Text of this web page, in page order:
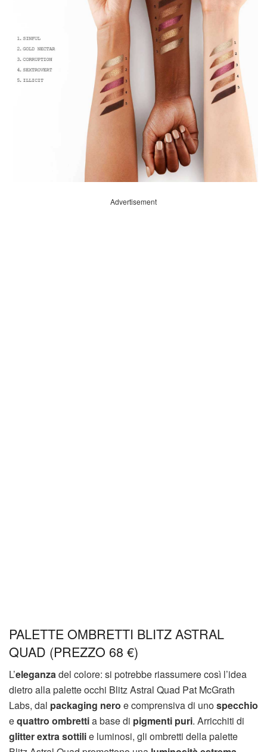
Advertisement
PALETTE OMBRETTI BLITZ ASTRAL
QUAD (PREZZO 68 €)
L’eleganzadel colore: si potrebbe riassumere così l’idea
dietro alla palette occhi Blitz Astral Quad Pat McGrath
Labs, dal packaging nero e comprensiva di unospecchio
equattro ombrettia base di pigmenti puri. Arricchiti di
glitter extra sottilie luminosi, gli ombretti della palette